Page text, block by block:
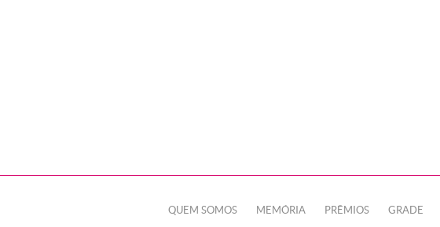
QUEM SOMOS MEMÓRIA PRÊMIOS GRADE